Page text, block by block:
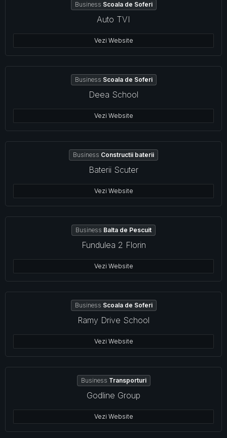
Business Scoala de Soferi
Auto TVI
Vezi Website
Business Scoala de Soferi
Deea School
Vezi Website
Business Constructii baterii
Baterii Scuter
Vezi Website
Business Balta de Pescuit
Fundulea 2 Florin
Vezi Website
Business Scoala de Soferi
Ramy Drive School
Vezi Website
Business Transporturi
Godline Group
Vezi Website